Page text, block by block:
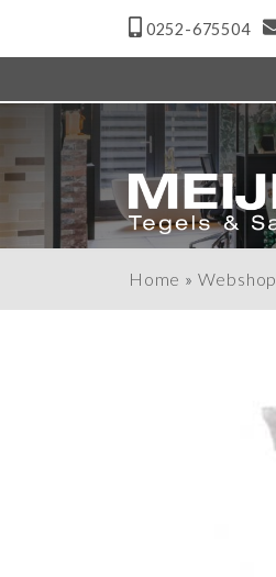
0252-675504
Home » Webshop